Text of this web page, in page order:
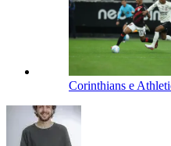
Corinthians e